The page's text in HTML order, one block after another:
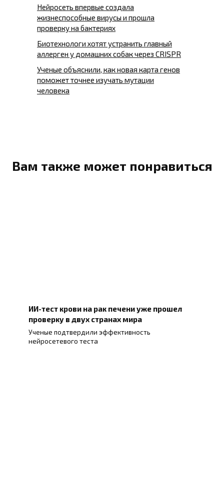
Нейросеть впервые создала
жизнеспособные вирусы и прошла
проверку на бактериях
Биотехнологи хотят устранить главный
аллерген у домашних собак через CRISPR
Ученые объяснили, как новая карта генов
поможет точнее изучать мутации
человека
Вам также может понравиться
ИИ-тест крови на рак печени уже прошел
проверку в двух странах мира
Ученые подтвердили эффективность
нейросетевого теста